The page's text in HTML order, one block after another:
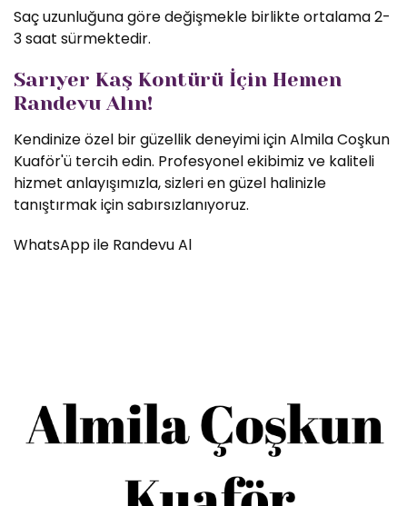
Saç uzunluğuna göre değişmekle birlikte ortalama 2-
3 saat sürmektedir.
Sarıyer Kaş Kontürü İçin Hemen
Randevu Alın!
Kendinize özel bir güzellik deneyimi için Almila Coşkun
Kuaför'ü tercih edin. Profesyonel ekibimiz ve kaliteli
hizmet anlayışımızla, sizleri en güzel halinizle
tanıştırmak için sabırsızlanıyoruz.
WhatsApp ile Randevu Al